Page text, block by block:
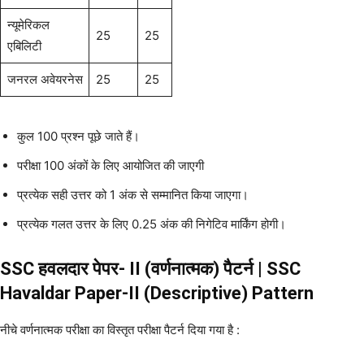
न्यूमेरिकल
एबिलिटी
25 25
जनरल अवेयरनेस 25 25
कुल 100 प्रश्न पूछे जाते हैं।
परीक्षा 100 अंकों के लिए आयोजित की जाएगी
प्रत्येक सही उत्तर को 1 अंक से सम्मानित किया जाएगा।
प्रत्येक गलत उत्तर के लिए 0.25 अंक की निगेटिव मार्किंग होगी।
SSC हवलदार पेपर- II (वर्णनात्मक) पैटर्न | SSC
Havaldar Paper-II (Descriptive) Pattern
नीचे वर्णनात्मक परीक्षा का विस्तृत परीक्षा पैटर्न दिया गया है :